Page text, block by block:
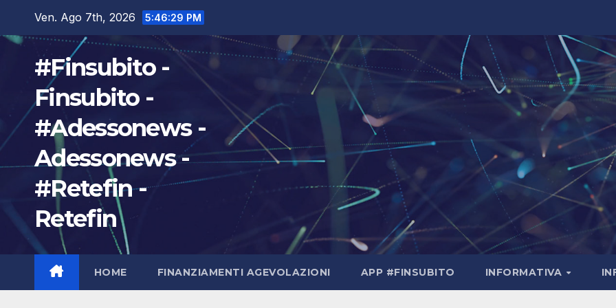
Ven. Ago 7th, 2026 5:46:30 PM
#Finsubito -
Finsubito -
#Adessonews -
Adessonews -
#Retefin -
Retefin
HOME FINANZIAMENTI AGEVOLAZIONI APP #FINSUBITO INFORMATIVA